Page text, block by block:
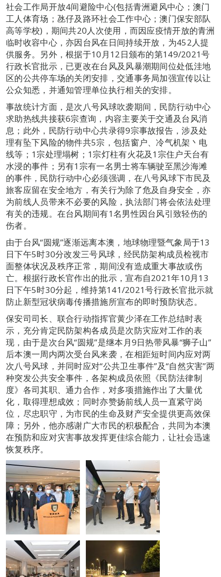
社会工作局开放4间避险中心(包括青洲避风中心；澳门
工人体育场；氹仔及路环社会工作中心；澳门保安部队
高等学校)，期间共20人次使用，而因应疫情开放的青洲
临时收容中心，亦因台风在日间持续开放，为452人提
供服务。另外，根据于10月12日颁布的第149/2021号
行政长官批示，已更改在台风及风暴潮期间位处低洼地
区的公共停车场的关闭安排，交通事务局加强宣传以让
公众知悉，并通知管理单位执行相关的安排。
事故统计方面，是次八号风球吹袭期间，民防行动中心
求助热线共接获6宗查询，内容主要关于交通及台风消
息；此外，民防行动中心共录得9宗事故报告，涉及处
理有坠下风险的物件共5宗，包括窗户、冷气机架丶电
线等；1宗处理塌树；1宗灯柱有火花及1宗住户天台有
水浸的事件；另有1宗有一名男士将车辆驶至黑沙海滩
的事件，民防行动中心必须强调，在八号风球下市民及
旅客应留在安全地方，有关行为除了危及自身安全，亦
为前线人员带来不必要的风险，执法部门将会依法处理
有关的违规。在台风期间有1名男性因台风引致轻伤的
伤者。
由于台风“圆规”逐渐远离本澳，地球物理暨气象局于13
日下午5时30分改发三号风球，经民防架构成员检视市
面整体状况及秩序正常，期间没有造成重大事故或伤
亡。根据行政长官作出的批示，宣布自2021年10月13
日下午5时30分起，维持第141/2021号行政长官批示就
防止新型冠状病毒传播措施所宣布的即时预防状态。
保安司司长、联合行动指挥官黄少泽在工作总结时表
示，充分肯定民防架构各成员是次防灾应对工作的表
现，由于是次台风“圆规”是继本月9日热带风暴“狮子山”
后本澳一周内两次受台风来袭，在相距短时间内应对两
次八号风球，并同时应对“公共卫生事件”及“自然灾害”两
种突发公共安全事件，各架构成员依照《民防法律制
度》各司其职、通力合作，对多项措施作出了大量优
化，取得理想成效；同时亦赞扬前线人员一直紧守岗
位，尽忠职守，为市民的生命及财产安全提供更高效保
障；另外，他亦感谢广大市民的积极配合，共同为本澳
在预防和应对灾害事故发挥更佳综合能力，让社会迅速
恢复秩序。